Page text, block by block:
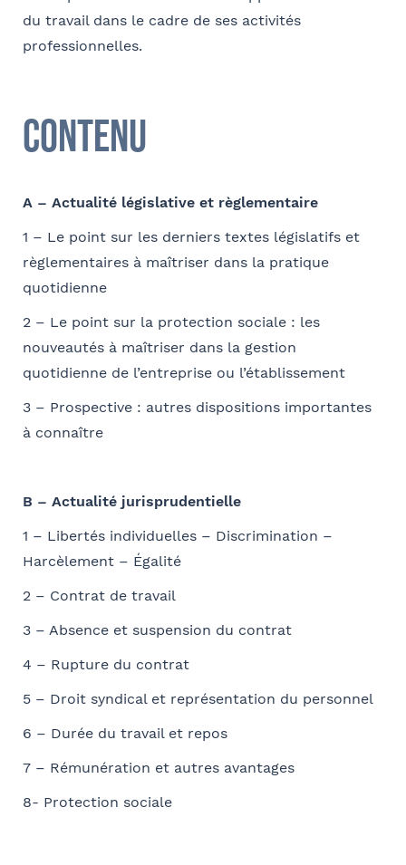
du travail dans le cadre de ses activités
professionnelles.
Contenu
A – Actualité législative et règlementaire
1 – Le point sur les derniers textes législatifs et
règlementaires à maîtriser dans la pratique
quotidienne
2 – Le point sur la protection sociale : les
nouveautés à maîtriser dans la gestion
quotidienne de l’entreprise ou l’établissement
3 – Prospective : autres dispositions importantes
à connaître
B – Actualité jurisprudentielle
1 – Libertés individuelles – Discrimination –
Harcèlement – Égalité
2 – Contrat de travail
3 – Absence et suspension du contrat
4 – Rupture du contrat
5 – Droit syndical et représentation du personnel
6 – Durée du travail et repos
7 – Rémunération et autres avantages
8- Protection sociale
E-mail
Téléphone
E-mail
Coordonnées de l’organisme
OPCO
Adresse
Je parraine un participant
Coordonnées de mon filleul
Prénom
Nom
J'autorise Barthélémy Avocats à utiliser mes
données pour l'envoi d'informations juridiques
et d'invitations aux formations et événements
Je m'inscris
Tapez votre recherche et
Rechercher
Sélectionnez votre bureau
Barthélémy Avocats